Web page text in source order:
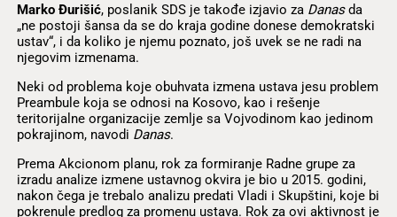
Marko Đurišić, poslanik SDS je takođe izjavio za Danasda
„ne postoji šansa da se do kraja godine donese demokratski
ustav“, i da koliko je njemu poznato, još uvek se ne radi na
njegovim izmenama.
Neki od problema koje obuhvata izmena ustava jesu problem
Preambule koja se odnosi na Kosovo, kao i rešenje
teritorijalne organizacije zemlje sa Vojvodinom kao jedinom
pokrajinom, navodi Danas.
Prema Akcionom planu, rok za formiranje Radne grupe za
izradu analize izmene ustavnog okvira je bio u 2015. godini,
nakon čega je trebalo analizu predati Vladi i Skupštini, koje bi
pokrenule predlog za promenu ustava. Rok za ovi aktivnost je